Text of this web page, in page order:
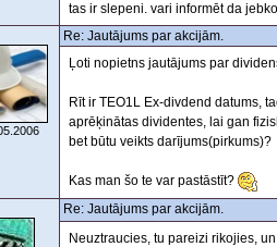
tas ir slepeni. vari informēt da
Re: Jautājums par akcijām.
Ļoti nopietns jautājums par
Rīt ir TEO1L Ex-divdend datums,
aprēķinātas dividentes, lai gan
bet būtu veikts darījums(pirkums)?
Kas man šo te var pastāstīt?
Re: Jautājums par akcijām.
Neuztraucies, tu pareizi rikojies,